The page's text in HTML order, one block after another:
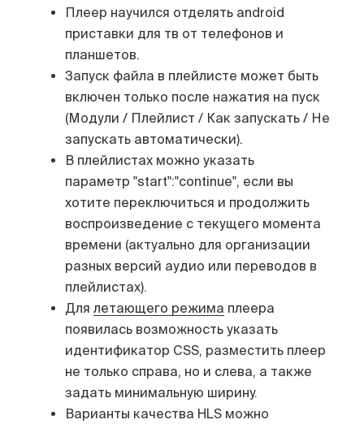
Плеер научился отделять android
приставки для тв от телефонов и
планшетов.
Запуск файла в плейлисте может быть
включен только после нажатия на пуск
(Модули / Плейлист / Как запускать / Не
запускать автоматически).
В плейлистах можно указать
параметр "start":"continue", если вы
хотите переключиться и продолжить
воспроизведение с текущего момента
времени (актуально для организации
разных версий аудио или переводов в
плейлистах).
Длялетающего режима плеера
появилась возможность указать
идентификатор CSS, разместить плеер
не только справа, но и слева, а также
задать минимальную ширину.
Варианты качества HLS можно